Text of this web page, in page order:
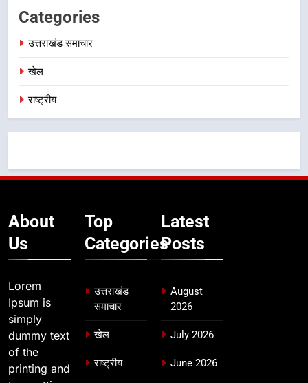
Categories
उत्तराखंड समाचार
खेल
राष्ट्रीय
About
Us
Lorem
Ipsum is
simply
dummy text
of the
printing and
Top
Categories
उत्तराखंड
समाचार
खेल
राष्ट्रीय
Latest
Posts
August
2026
July 2026
June 2026